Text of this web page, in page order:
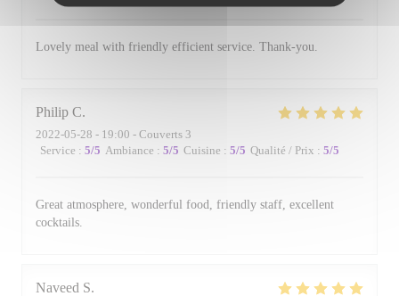
Lovely meal with friendly efficient service. Thank-you.
Philip C
2022-05-28 - 19:00 - Couverts 3
Service : 5/5 Ambiance : 5/5 Cuisine : 5/5 Qualité / Prix : 5/5
Great atmosphere, wonderful food, friendly staff, excellent
cocktails.
Naveed S